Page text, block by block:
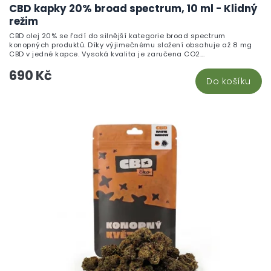
CBD kapky 20% broad spectrum, 10 ml - Klidný
režim
690 Kč Do košíku
CBD olej 20% se řadí do silnější kategorie broad spectrum
konopných produktů. Díky výjimečnému složení obsahuje až 8 mg
CBD v jedné kapce. Vysoká kvalita je zaručena CO2...